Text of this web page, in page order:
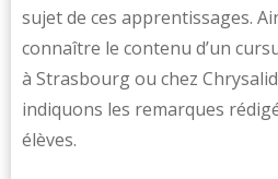
sujet de ces apprentissages.
connaître le contenu d’un
à Strasbourg ou chez
indiquons les remarques
élèves.